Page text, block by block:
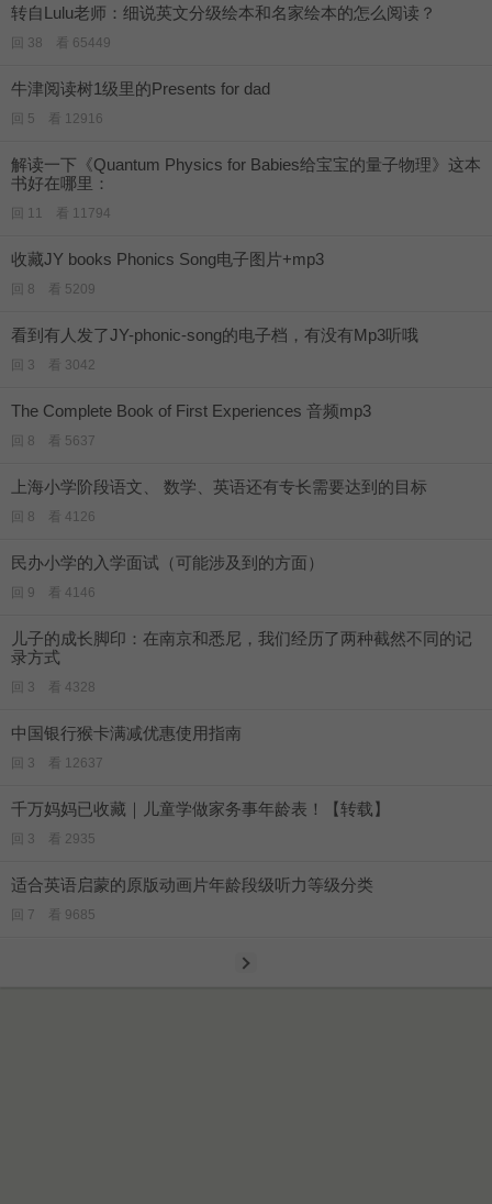
转自Lulu老师：细说英文分级绘本和名家绘本的怎么阅读？
回 38 看 65449
牛津阅读树1级里的Presents for dad
回 5 看 12916
解读一下《Quantum Physics for Babies给宝宝的量子物理》这本
书好在哪里：
回 11 看 11794
收藏JY books Phonics Song电子图片+mp3
回 8 看 5209
看到有人发了JY-phonic-song的电子档，有没有Mp3听哦
回 3 看 3042
The Complete Book of First Experiences 音频mp3
回 8 看 5637
上海小学阶段语文、 数学、英语还有专长需要达到的目标
回 8 看 4126
民办小学的入学面试（可能涉及到的方面）
回 9 看 4146
儿子的成长脚印：在南京和悉尼，我们经历了两种截然不同的记
录方式
回 3 看 4328
中国银行猴卡满减优惠使用指南
回 3 看 12637
千万妈妈已收藏｜儿童学做家务事年龄表！【转载】
回 3 看 2935
适合英语启蒙的原版动画片年龄段级听力等级分类
回 7 看 9685